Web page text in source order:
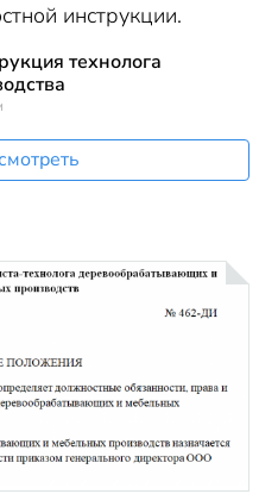
инструкции.
технолога